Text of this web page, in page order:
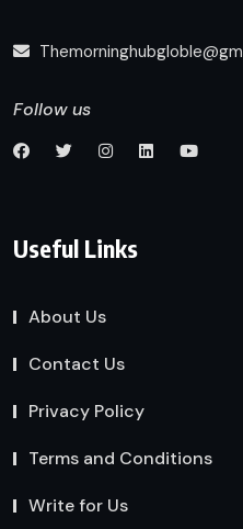
Follow us
Useful Links
About Us
Contact Us
Privacy Policy
Terms and Conditions
Write for Us